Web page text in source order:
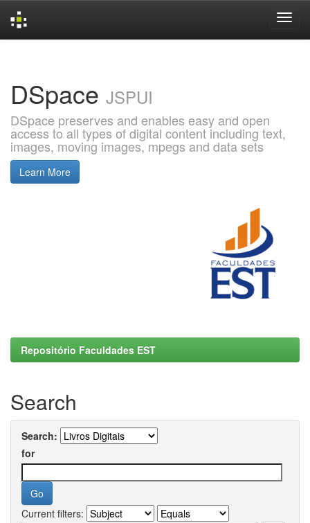
DSpace JSPUI
DSpace preserves and enables easy and open
access to all types of digital content including text,
images, moving images, mpegs and data sets
Learn More
Repositório Faculdades EST
Search
Search:
for
Current filters: